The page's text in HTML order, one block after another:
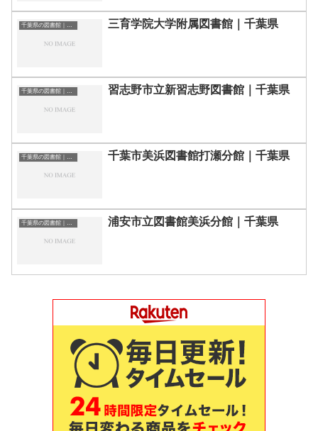
千葉県の図書館｜勉強できる場所 三育学院大学附属図書館｜千葉県
千葉県の図書館｜勉強できる場所 習志野市立新習志野図書館｜千葉県
千葉県の図書館｜勉強できる場所 千葉市美浜図書館打瀬分館｜千葉県
浦安市立図書館美浜分館｜千葉県